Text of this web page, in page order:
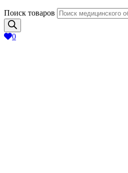
Поиск товаров
0